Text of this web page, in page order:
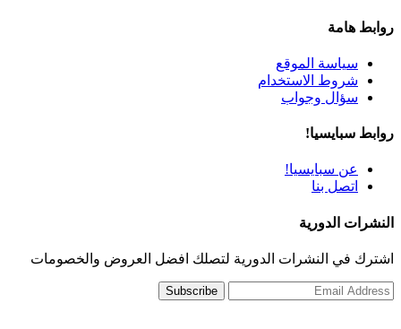
روابط هامة
سياسة الموقع
شروط الاستخدام
سؤال وجواب
روابط سبايسيا!
عن سبايسيا!
اتصل بنا
النشرات الدورية
اشترك في النشرات الدورية لتصلك افضل العروض والخصومات